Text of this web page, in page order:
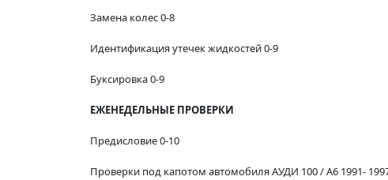
Замена колес 0-8
Идентификация утечек жидкостей 0-9
Буксировка 0-9
ЕЖЕНЕДЕЛЬНЫЕ ПРОВЕРКИ
Предисловие 0-10
Проверки под капотом автомобиля АУДИ 100 / A6 1991-